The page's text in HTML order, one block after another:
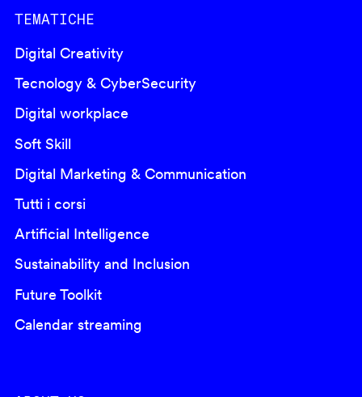
TEMATICHE
Digital Creativity
Tecnology & CyberSecurity
Digital workplace
Soft Skill
Digital Marketing & Communication
Tutti i corsi
Artificial Intelligence
Sustainability and Inclusion
Future Toolkit
Calendar streaming